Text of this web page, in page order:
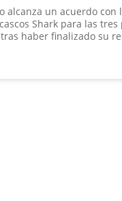
alcanza un acuerdo con
Shark para las tres
haber finalizado su